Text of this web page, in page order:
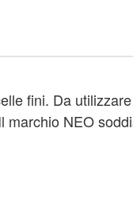
fini. Da
marchio NEO